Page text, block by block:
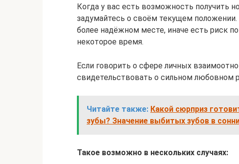
Когда у вас есть возможность получить
задумайтесь о своём текущем
более надёжном месте, иначе есть риск
некоторое время.
Если говорить о сфере личных
свидетельствовать о сильном любовном
Читайте также: Какой сюрприз
зубы? Значение выбитых зубов в
Такое возможно в нескольких случаях: